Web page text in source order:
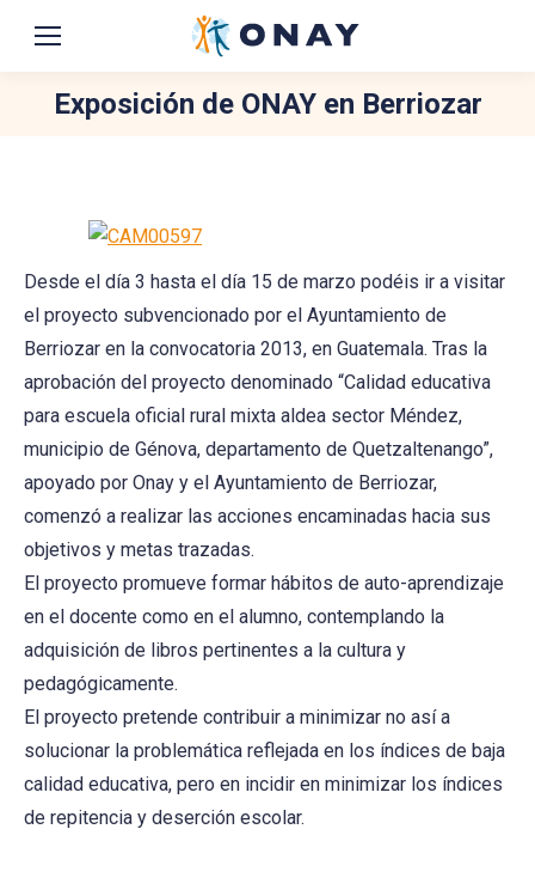
Exposición de ONAY en Berriozar
Desde el día 3 hasta el día 15 de marzo podéis ir a visitar
el proyecto subvencionado por el Ayuntamiento de
Berriozar en la convocatoria 2013, en Guatemala. Tras la
aprobación del proyecto denominado “Calidad educativa
para escuela oficial rural mixta aldea sector Méndez,
municipio de Génova, departamento de Quetzaltenango”,
apoyado por Onay y el Ayuntamiento de Berriozar,
comenzó a realizar las acciones encaminadas hacia sus
objetivos y metas trazadas.
El proyecto promueve formar hábitos de auto-aprendizaje
en el docente como en el alumno, contemplando la
adquisición de libros pertinentes a la cultura y
pedagógicamente.
El proyecto pretende contribuir a minimizar no así a
solucionar la problemática reflejada en los índices de baja
calidad educativa, pero en incidir en minimizar los índices
de repitencia y deserción escolar.